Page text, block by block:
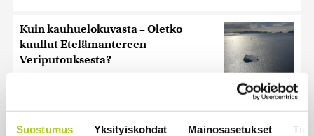
Suostumus Yksityiskohdat Mainosasetukset
Kuin kauhuelokuvasta – Oletko
kuullut Etelämantereen
Veriputouksesta?
Reuters: FBI aloitti yhteistyön Kiinan
ja Venäjän kanssa, kriitikot